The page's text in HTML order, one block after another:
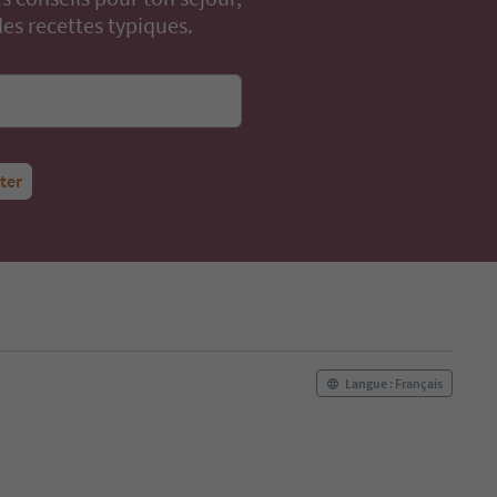
recettes typiques.
Langue : Français